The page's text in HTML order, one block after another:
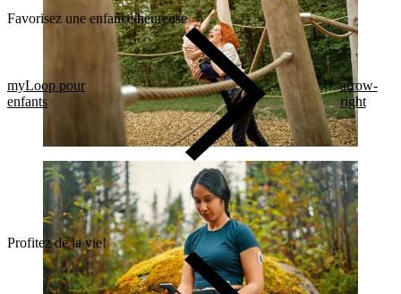
Favorisez une enfance heureuse
myLoop pour
enfants
arrow-
right
Profitez de la vie!